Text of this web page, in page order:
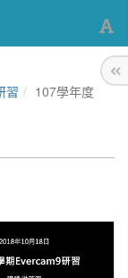
習 107學年度